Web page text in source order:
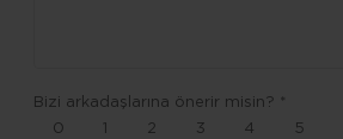
Bizi arkadaşlarına önerir misin? *
0
2 3 4 5